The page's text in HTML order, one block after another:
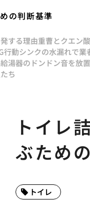
の判断基準
する理由重曹とクエン
行動シンクの水漏れで
給湯器のドンドン音を放
ち
トイレ
ぶため
トイレ